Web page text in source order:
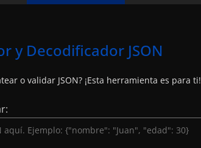
y Decodificador JSON
o validar JSON? ¡Esta herramienta es para ti!